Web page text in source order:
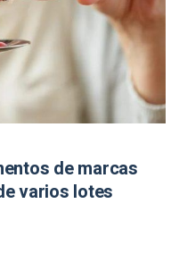
de marcas
varios lotes